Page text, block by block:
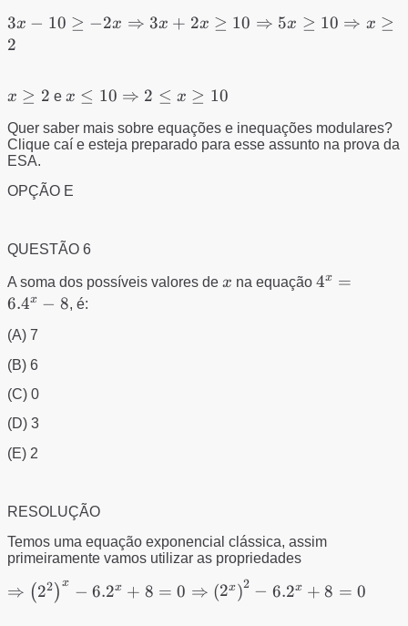
10\geq -2x
\end{matrix}\right.
\Rightarrow
3x-2x \leq
10
x \leq 10
3x-10 \geq -2x
\Rightarrow
\Rightarrow
5x \geq
10\Rightarrow
x \geq 2
3x − 10 ≥ −2x ⇒ 3x + 2x ≥ 10 ⇒ 5x ≥ 10 ⇒ x ≥
2
x\geq
x ≥ 2 e x\leq 10
2\leq x \geq
x ≤ 10 ⇒ 2 ≤ x ≥ 10
Quer saber mais sobre equações e inequações modulares?
Clique caí e esteja preparado para esse assunto na prova da
ESA.
OPÇÃO E
QUESTÃO 6
A soma dos possíveis valores de x
x na equação 4x =
6.4x − 8, é:
(A) 7
(B) 6
(C) 0
(D) 3
(E) 2
RESOLUÇÃO
Temos uma equação exponencial clássica, assim
primeiramente vamos utilizar as propriedades
\Rightarrow \left (
⇒ (22)x − 6.2x + 8 = 0 ⇒ (2x)2 − 6.2x + 8 = 0